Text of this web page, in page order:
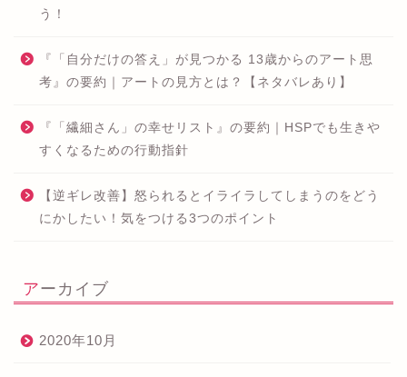
う！
『「自分だけの答え」が見つかる 13歳からのアート思
考』の要約｜アートの見方とは？【ネタバレあり】
『「繊細さん」の幸せリスト』の要約｜HSPでも生きや
すくなるための行動指針
【逆ギレ改善】怒られるとイライラしてしまうのをどう
にかしたい！気をつける3つのポイント
アーカイブ
2020年10月